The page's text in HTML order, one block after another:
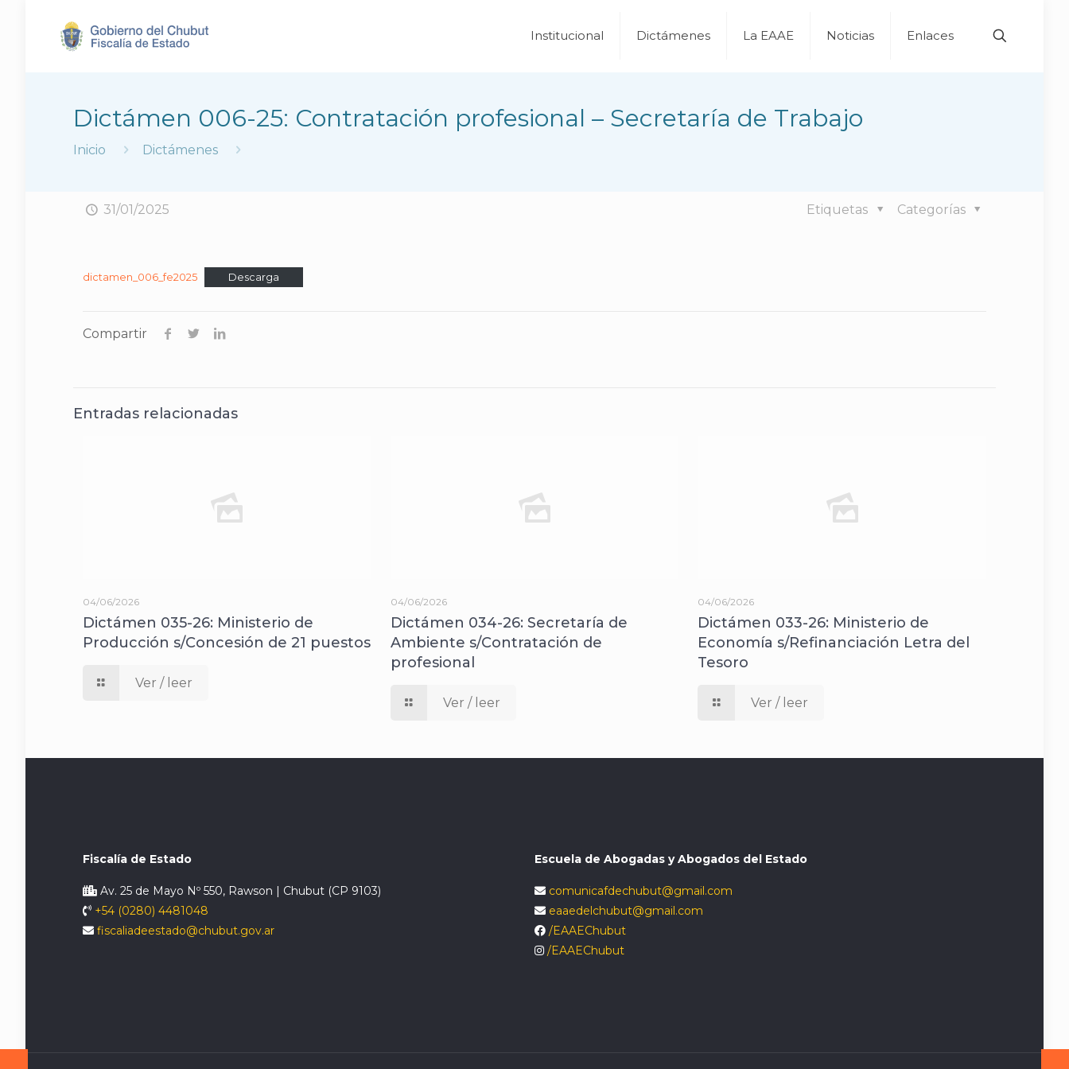
Institucional Dictámenes La EAAE Noticias Enlaces
Dictámen 006-25: Contratación profesional – Secretaría de Trabajo
Inicio Dictámenes
31/01/2025 Categorías
Etiquetas
dictamen_006_fe2025 Descarga
Compartir
Entradas relacionadas
04/06/2026
Dictámen 035-26: Ministerio de
Producción s/Concesión de 21 puestos
Ver / leer
04/06/2026
Dictámen 034-26: Secretaría de
Ambiente s/Contratación de
profesional
Ver / leer
04/06/2026
Dictámen 033-26: Ministerio de
Economía s/Refinanciación Letra del
Tesoro
Ver / leer
Fiscalía de Estado
Av. 25 de Mayo Nº 550, Rawson | Chubut (CP 9103)
+54 (0280) 4481048
fiscaliadeestado@chubut.gov.ar
Escuela de Abogadas y Abogados del Estado
comunicafdechubut@gmail.com
eaaedelchubut@gmail.com
/EAAEChubut
/EAAEChubut